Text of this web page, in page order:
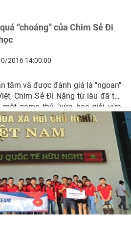
“choáng” của Chim Sẻ Đi
2016 14:00:00
tâm và được đánh giá là "ngoan"
Chim Sẻ Đi Nắng từ lâu đã trở
game thủ "vừa học giỏi vừa
học Mỏ Địa Chất năm 2014.